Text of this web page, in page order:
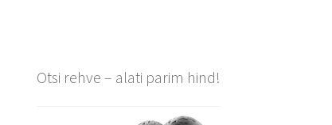
Otsi rehve – alati parim hind!